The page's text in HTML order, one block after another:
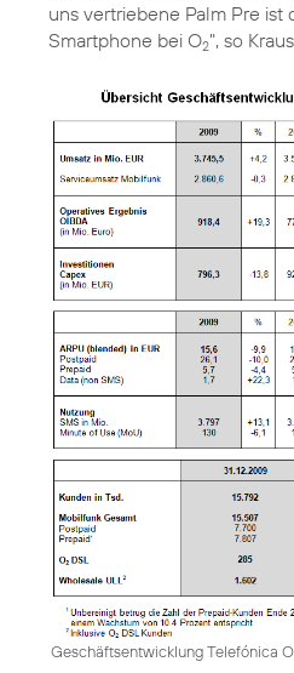
uns vertriebene Palm Pre ist
Smartphone bei O2", so
Geschäftsentwicklung Telefónica O